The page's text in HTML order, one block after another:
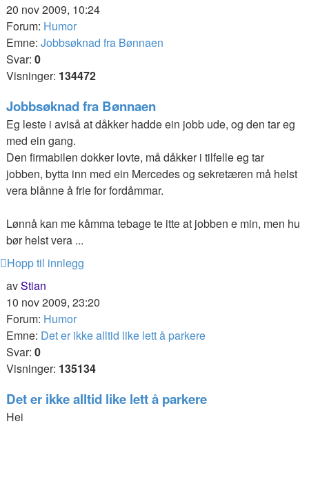
20 nov 2009, 10:24
Forum: Humor
Emne: Jobbsøknad fra Bønnaen
Svar: 0
Visninger: 134472
Jobbsøknad fra Bønnaen
Eg leste i aviså at dåkker hadde ein jobb ude, og den tar eg
med ein gang.
Den firmabilen dokker lovte, må dåkker i tilfelle eg tar
jobben, bytta inn med ein Mercedes og sekretæren må helst
vera blånne å frie for fordåmmar.
Lønnå kan me kåmma tebage te itte at jobben e min, men hu
bør helst vera ...
Hopp til innlegg
avStian
10 nov 2009, 23:20
Forum: Humor
Emne: Det er ikke alltid like lett å parkere
Svar: 0
Visninger: 135134
Det er ikke alltid like lett å parkere
Hei